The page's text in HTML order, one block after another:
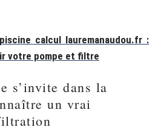
calcul lauremanaudou.fr :
votre pompe et filtre
s’invite dans la
un vrai